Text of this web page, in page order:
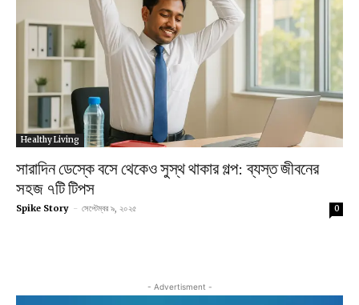
Healthy Living
সারাদিন ডেস্কে বসে থেকেও সুস্থ থাকার গল্প: ব্যস্ত জীবনের
সহজ ৭টি টিপস
Spike Story - সেপ্টেম্বর ৯, ২০২৫ 0
- Advertisment -